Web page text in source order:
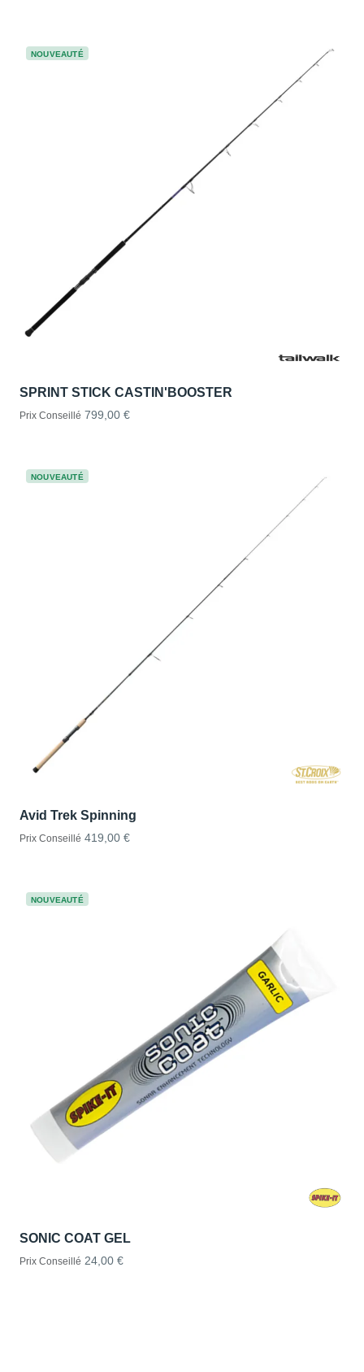
NOUVEAUTÉ
SPRINT STICK CASTIN'BOOSTER
Prix Conseillé 799,00 €
NOUVEAUTÉ
Avid Trek Spinning
Prix Conseillé 419,00 €
NOUVEAUTÉ
SONIC COAT GEL
Prix Conseillé 24,00 €